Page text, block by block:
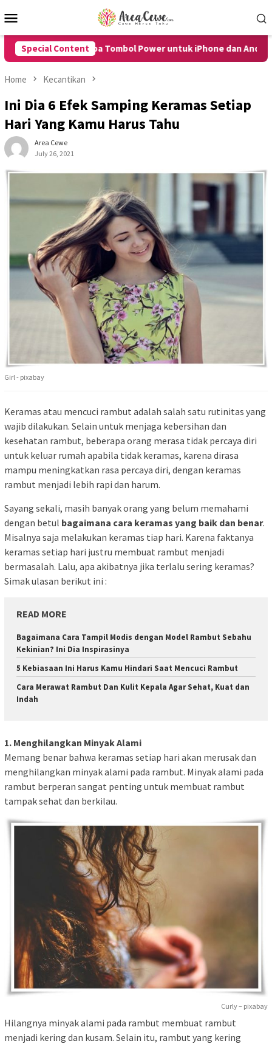
to
Menu
Special Content
Tombol Power untuk iPhone dan Android dengan Mudah
Home Kecantikan
Ini Dia 6 Efek Samping Keramas Setiap
Hari Yang Kamu Harus Tahu
Area Cewe
July 26, 2021
Girl - pixabay
Keramas atau mencuci rambut adalah salah satu rutinitas yang
wajib dilakukan. Selain untuk menjaga kebersihan dan
kesehatan rambut, beberapa orang merasa tidak percaya diri
untuk keluar rumah apabila tidak keramas, karena dirasa
mampu meningkatkan rasa percaya diri, dengan keramas
rambut menjadi lebih rapi dan harum.
Sayang sekali, masih banyak orang yang belum memahami
dengan betul bagaimana cara keramas yang baik dan benar.
Misalnya saja melakukan keramas tiap hari. Karena faktanya
keramas setiap hari justru membuat rambut menjadi
bermasalah. Lalu, apa akibatnya jika terlalu sering keramas?
Simak ulasan berikut ini :
READ MORE
Bagaimana Cara Tampil Modis dengan Model Rambut Sebahu
Kekinian? Ini Dia Inspirasinya
5 Kebiasaan Ini Harus Kamu Hindari Saat Mencuci Rambut
Cara Merawat Rambut Dan Kulit Kepala Agar Sehat, Kuat dan
Indah
1. Menghilangkan Minyak Alami
Memang benar bahwa keramas setiap hari akan merusak dan
menghilangkan minyak alami pada rambut. Minyak alami pada
rambut berperan sangat penting untuk membuat rambut
tampak sehat dan berkilau.
Curly – pixabay
Hilangnya minyak alami pada rambut membuat rambut
menjadi kering dan kusam. Selain itu, rambut yang kering